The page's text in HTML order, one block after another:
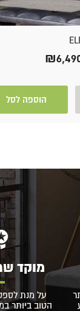
₪
הוספה לסל
מוקד
על מנת
הטוב ביותר